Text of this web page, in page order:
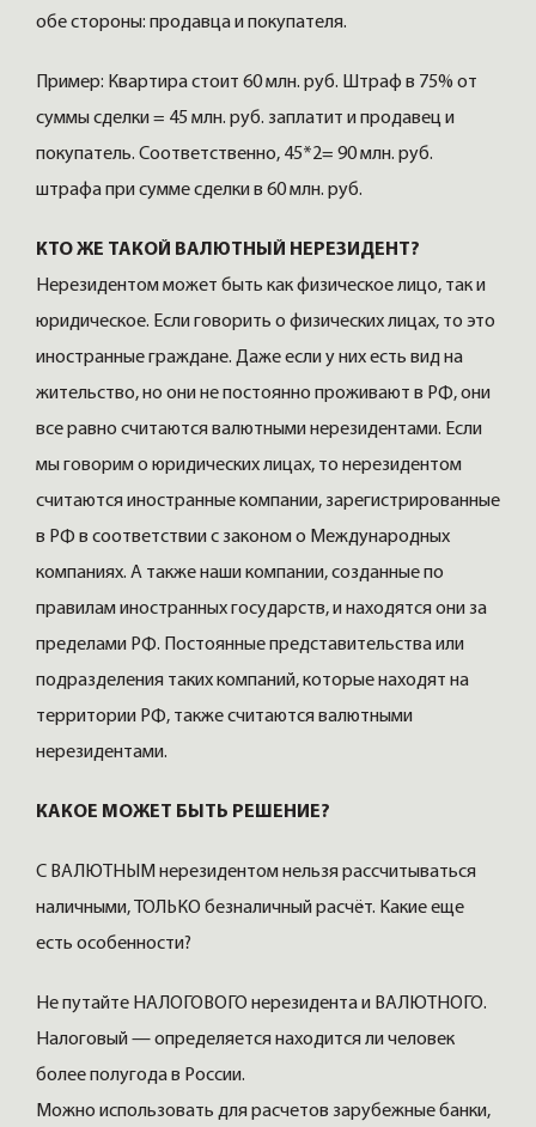
обе стороны: продавца и покупателя.
Пример: Квартира стоит 60 млн. руб. Штраф в 75% от
суммы сделки = 45 млн. руб. заплатит и продавец и
покупатель. Соответственно, 45*2= 90 млн. руб.
штрафа при сумме сделки в 60 млн. руб.
КТО ЖЕ ТАКОЙ ВАЛЮТНЫЙ НЕРЕЗИДЕНТ?
Нерезидентом может быть как физическое лицо, так и
юридическое. Если говорить о физических лицах, то это
иностранные граждане. Даже если у них есть вид на
жительство, но они не постоянно проживают в РФ, они
все равно считаются валютными нерезидентами. Если
мы говорим о юридических лицах, то нерезидентом
считаются иностранные компании, зарегистрированные
в РФ в соответствии с законом о Международных
компаниях. А также наши компании, созданные по
правилам иностранных государств, и находятся они за
пределами РФ. Постоянные представительства или
подразделения таких компаний, которые находят на
территории РФ, также считаются валютными
нерезидентами.
КАКОЕ МОЖЕТ БЫТЬ РЕШЕНИЕ?
С ВАЛЮТНЫМ нерезидентом нельзя рассчитываться
наличными, ТОЛЬКО безналичный расчёт. Какие еще
есть особенности?
Не путайте НАЛОГОВОГО нерезидента и ВАЛЮТНОГО.
Налоговый — определяется находится ли человек
более полугода в России.
Можно использовать для расчетов зарубежные банки,